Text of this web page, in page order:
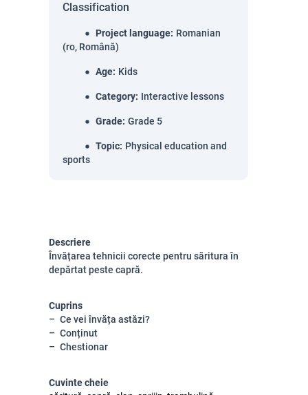
Classification
Project language: Romanian
(ro, Română)
Age: Kids
Category: Interactive lessons
Grade: Grade 5
Topic: Physical education and
sports
Descriere
Învățarea tehnicii corecte pentru săritura în
depărtat peste capră.
Cuprins
Ce vei învăța astăzi?
Conținut
Chestionar
Cuvinte cheie